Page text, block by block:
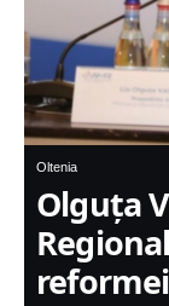
Oltenia
Olguța
reformei